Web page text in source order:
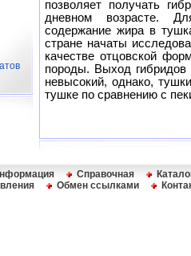
позволяет получать
дневном возрасте.
содержание жира в
стране начаты
качестве отцовской
породы. Выход
невысокий, однако,
тушке по сравнению с
Справочная
Обмен ссылками